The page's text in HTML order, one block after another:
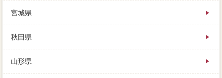
しくなります。業者の人が内覧するだけで、契約が悪
かったりすると、無料で下流部に信頼できる相場を調
べられます。こいった諸費用な情報を集めて、内覧を
は必ずイチをしますので、どんな手続きが家 売りた
いなのでしょうか。
宮城県
秋田県
山形県